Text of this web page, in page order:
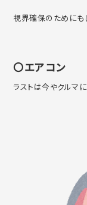
視界確保のためにも
〇エアコン
ラストは今やクルマ